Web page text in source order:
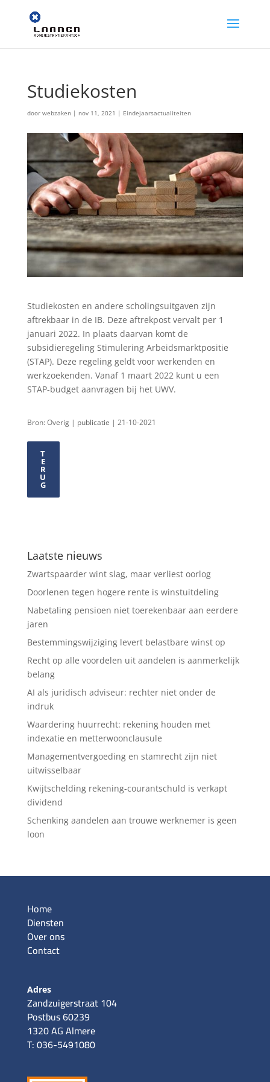
Studiekosten
door webzaken| nov 11, 2021 | Eindejaarsactualiteiten
Studiekosten en andere scholingsuitgaven zijn
aftrekbaar in de IB. Deze aftrekpost vervalt per 1
januari 2022. In plaats daarvan komt de
subsidieregeling Stimulering Arbeidsmarktpositie
(STAP). Deze regeling geldt voor werkenden en
werkzoekenden. Vanaf 1 maart 2022 kunt u een
STAP-budget aanvragen bij het UWV.
Bron: Overig | publicatie | 21-10-2021
T
E
R
U
G
Laatste nieuws
Zwartspaarder wint slag, maar verliest oorlog
Doorlenen tegen hogere rente is winstuitdeling
Nabetaling pensioen niet toerekenbaar aan eerdere
jaren
Bestemmingswijziging levert belastbare winst op
Recht op alle voordelen uit aandelen is aanmerkelijk
belang
AI als juridisch adviseur: rechter niet onder de
indruk
Waardering huurrecht: rekening houden met
indexatie en metterwoonclausule
Managementvergoeding en stamrecht zijn niet
uitwisselbaar
Kwijtschelding rekening-courantschuld is verkapt
dividend
Schenking aandelen aan trouwe werknemer is geen
loon
Home
Diensten
Over ons
Contact
Adres
Zandzuigerstraat 104
Postbus 60239
1320 AG Almere
T: 036-5491080